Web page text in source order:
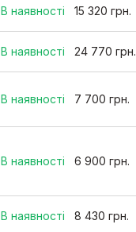
В наявності 15 320 грн.
В наявності 24 770 грн.
В наявності 7 700 грн.
В наявності 6 900 грн.
В наявності 8 430 грн.